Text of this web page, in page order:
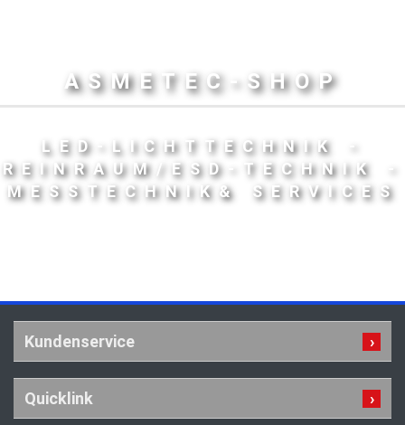
ASMETEC-SHOP
LED-LICHTTECHNIK -
REINRAUM/ESD-TECHNIK -
MESSTECHNIK& SERVICES
Kundenservice
Quicklink